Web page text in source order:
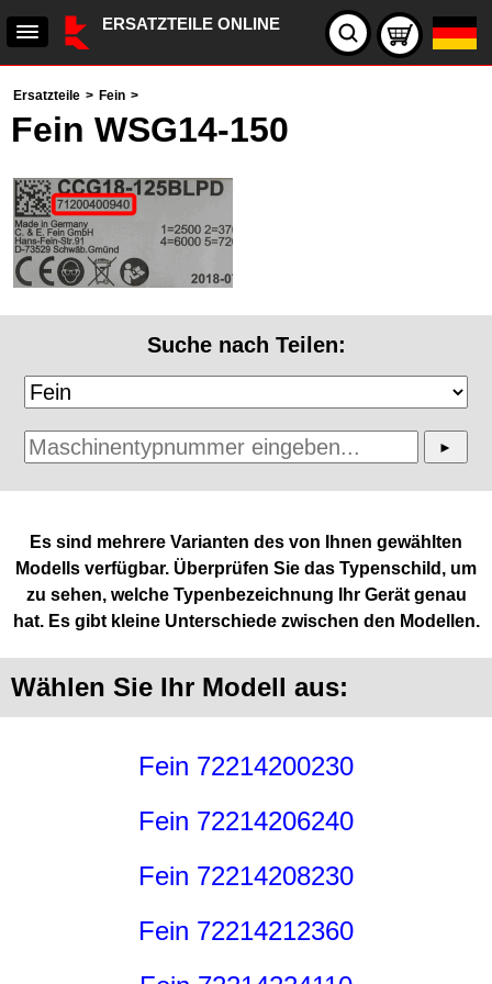
ERSATZTEILE ONLINE
Ersatzteile > Fein >
Fein WSG14-150
Suche nach Teilen:
Es sind mehrere Varianten des von Ihnen gewählten
Modells verfügbar. Überprüfen Sie das Typenschild, um
zu sehen, welche Typenbezeichnung Ihr Gerät genau
hat. Es gibt kleine Unterschiede zwischen den Modellen.
Wählen Sie Ihr Modell aus:
Fein 72214200230
Fein 72214206240
Fein 72214208230
Fein 72214212360